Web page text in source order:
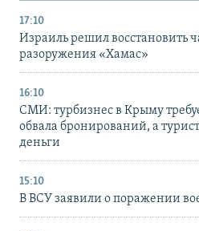
17:10
Израиль решил восстановить
разоружения «Хамас»
16:10
СМИ: турбизнес в Крыму
обвала бронирований, а
деньги
15:10
В ВСУ заявили о поражении